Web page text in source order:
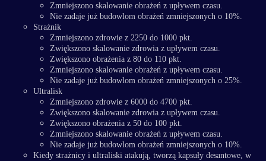
Zmniejszono skalowanie obrażeń z upływem czasu.
Nie zadaje już budowlom obrażeń zmniejszonych o 10%.
Strażnik
Zmniejszono zdrowie z 2250 do 1000 pkt.
Zwiększono skalowanie zdrowia z upływem czasu.
Zwiększono obrażenia z 80 do 110 pkt.
Zmniejszono skalowanie obrażeń z upływem czasu.
Nie zadaje już budowlom obrażeń zmniejszonych o 25%.
Ultralisk
Zmniejszono zdrowie z 6000 do 4700 pkt.
Zwiększono skalowanie zdrowia z upływem czasu.
Zwiększono obrażenia z 50 do 100 pkt.
Zmniejszono skalowanie obrażeń z upływem czasu.
Nie zadaje już budowlom obrażeń zmniejszonych o 10%.
Kiedy strażnicy i ultraliski atakują, tworzą kapsuły desantowe, w